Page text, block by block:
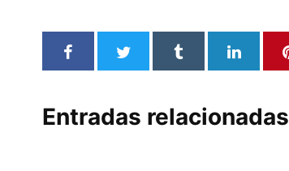
Entradas relacionadas